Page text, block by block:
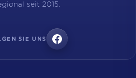
seit 2015.
SIE UNS